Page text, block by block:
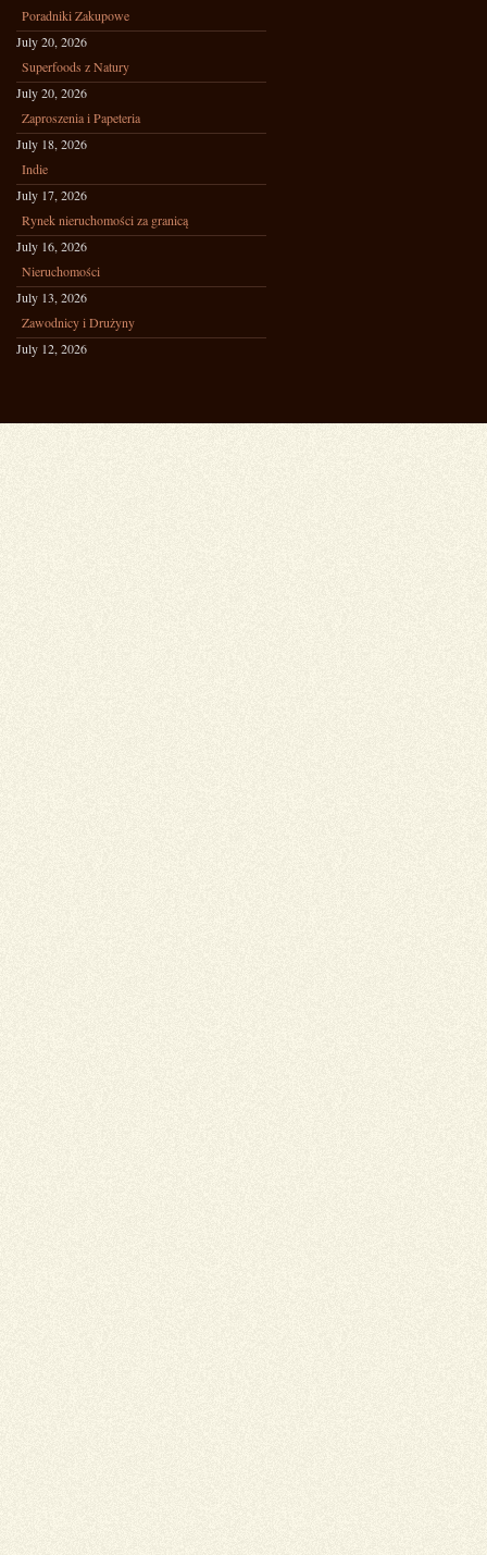
Poradniki Zakupowe
July 20, 2026
Superfoods z Natury
July 20, 2026
Zaproszenia i Papeteria
July 18, 2026
Indie
July 17, 2026
Rynek nieruchomości za granicą
July 16, 2026
Nieruchomości
July 13, 2026
Zawodnicy i Drużyny
July 12, 2026